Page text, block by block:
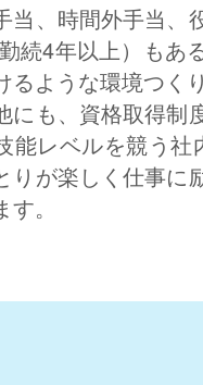
当、時間外手当、
続4年以上）もあ
るような環境つく
にも、資格取得制
能レベルを競う社
りが楽しく仕事に
。